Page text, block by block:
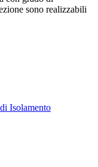
sono realizzabili
Isolamento